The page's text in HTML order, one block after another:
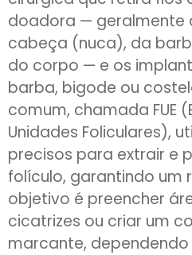
doadora — geralmente
cabeça (nuca), da
do corpo — e os
barba, bigode ou
comum, chamada FUE
Unidades Foliculares),
precisos para extrair e
folículo, garantindo um
objetivo é preencher
cicatrizes ou criar um
marcante,